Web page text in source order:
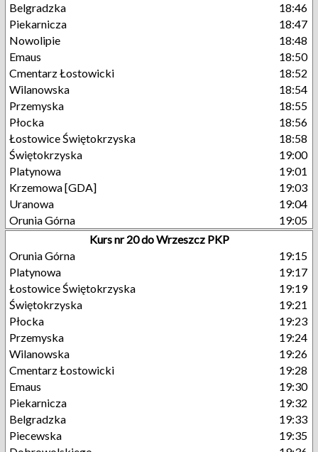
Belgradzka
18:46
Piekarnicza
18:47
Nowolipie
18:48
Emaus
18:50
Cmentarz Łostowicki
18:52
Wilanowska
18:54
Przemyska
18:55
Płocka
18:56
Łostowice Świętokrzyska
18:58
Świętokrzyska
19:00
Platynowa
19:01
Krzemowa [GDA]
19:03
Uranowa
19:04
Orunia Górna
19:05
Kurs nr 20 do Wrzeszcz PKP
Orunia Górna
19:15
Platynowa
19:17
Łostowice Świętokrzyska
19:19
Świętokrzyska
19:21
Płocka
19:23
Przemyska
19:24
Wilanowska
19:26
Cmentarz Łostowicki
19:28
Emaus
19:30
Piekarnicza
19:32
Belgradzka
19:33
Piecewska
19:35